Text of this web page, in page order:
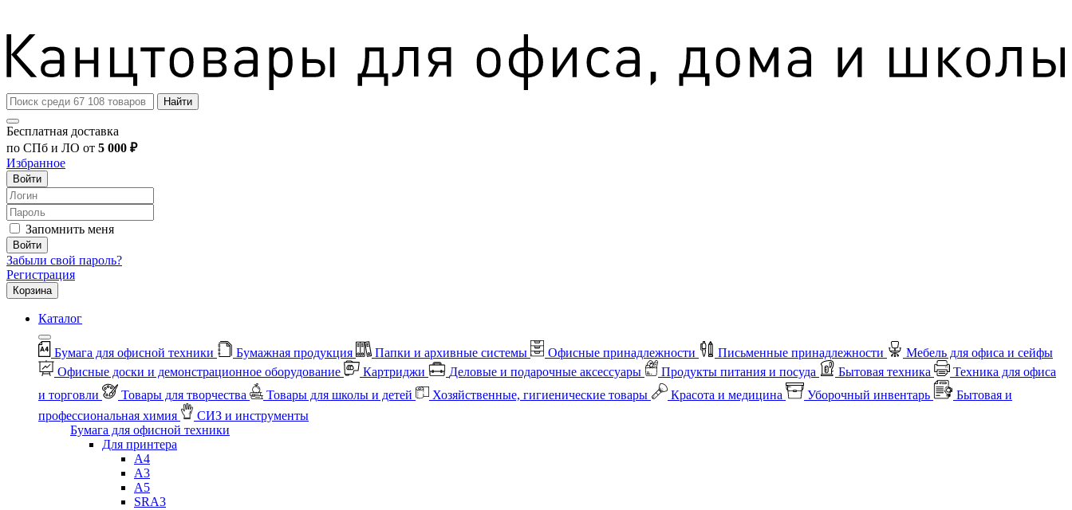
Найти
Бесплатная доставка
по СПб и ЛО от 5 000 ₽
Избранное
Войти
Запомнить меня
Войти
Забыли свой пароль?
Регистрация
Корзина
Каталог
Бумага для офисной техники Бумажная продукция Папки и архивные системы Офисные принадлежности Письменные принадлежности
Мебель для офиса и сейфы
Офисные доски и демонстрационное оборудование
Картриджи Деловые и подарочные аксессуары Продукты питания и посуда Бытовая техника
Техника для офиса
и торговли
Товары для творчества Товары для школы и детей Хозяйственные, гигиенические товары Красота и медицина Уборочный инвентарь
Бытовая и
профессиональная химия
СИЗ и инструменты
Бумага для офисной техники
Для принтера
А4
А3
А5
SRA3